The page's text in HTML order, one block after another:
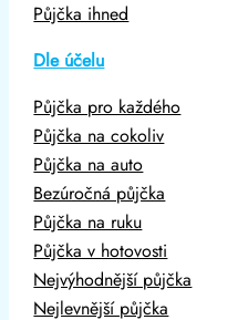
Půjčka ihned
Dle účelu
Půjčka pro každého
Půjčka na cokoliv
Půjčka na auto
Bezúročná půjčka
Půjčka na ruku
Půjčka v hotovosti
Nejvýhodnější půjčka
Nejlevnější půjčka